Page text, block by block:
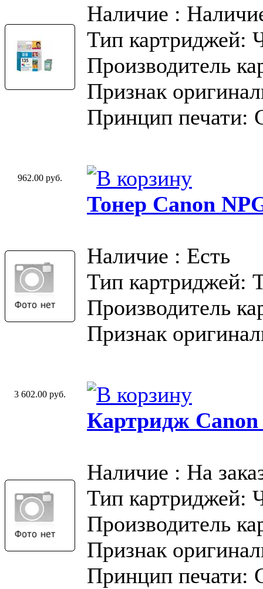
Наличие :
Тип картриджей:
Производитель
Признак
Принцип печати:
962.00 руб.
Тонер Canon
Наличие : Есть
Тип картриджей:
Производитель
Признак
3 602.00 руб.
Картридж Canon
Наличие : На
Тип картриджей:
Производитель
Признак
Принцип печати: